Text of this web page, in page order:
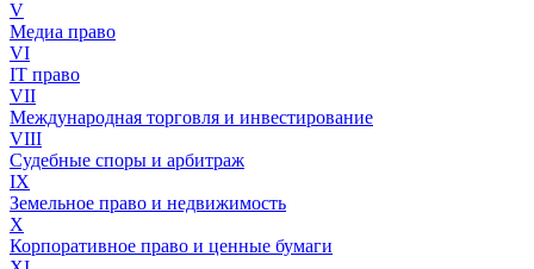
V
Медиа право
VI
IT право
VII
Международная торговля и инвестирование
VIII
Судебные споры и арбитраж
IX
Земельное право и недвижимость
X
Корпоративное право и ценные бумаги